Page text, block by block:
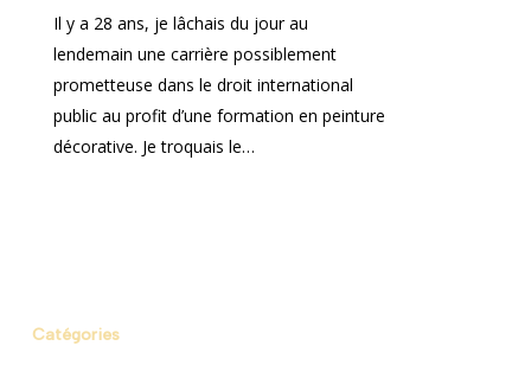
Il y a 28 ans, je lâchais du jour au
lendemain une carrière possiblement
prometteuse dans le droit international
public au profit d’une formation en peinture
décorative. Je troquais le…
Catégories